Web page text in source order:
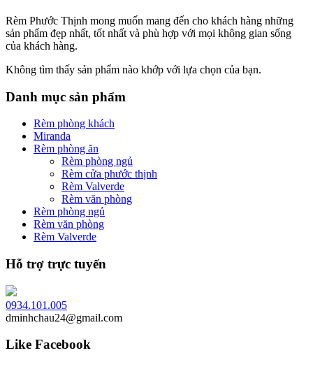
Rèm Phước Thịnh mong muốn mang đến cho khách hàng những
sản phẩm đẹp nhất, tốt nhất và phù hợp với mọi không gian sống
của khách hàng.
Không tìm thấy sản phẩm nào khớp với lựa chọn của bạn.
Danh mục sản phẩm
Rèm phòng khách
Miranda
Rèm phòng ăn
Rèm phòng ngủ
Rèm cửa phước thịnh
Rèm Valverde
Rèm văn phòng
Rèm phòng ngủ
Rèm văn phòng
Rèm Valverde
Hỗ trợ trực tuyến
0934.101.005
dminhchau24@gmail.com
Like Facebook